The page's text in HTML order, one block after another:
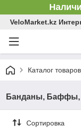
VeloMarket.kz
Каталог товаров
Банданы, Баффы,
Сортировка